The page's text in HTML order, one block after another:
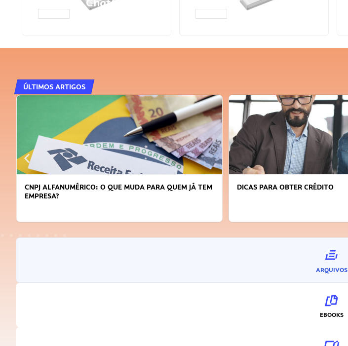
ÚLTIMOS ARTIGOS
CNPJ ALFANUMÉRICO: O QUE MUDA PARA QUEM JÁ TEM
EMPRESA?
DICAS PARA OBTER CRÉDITO
ARQUIVOS
EBOOKS